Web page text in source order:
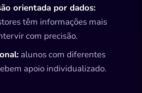
orientada por dados:
têm informações mais
com precisão.
alunos com diferentes
apoio individualizado.